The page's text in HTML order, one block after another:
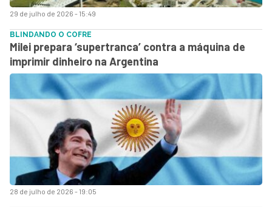
29 de julho de 2026 - 15:49
28 de julho de 2026 - 19:05
BLINDANDO O COFRE
Milei prepara ‘supertranca’ contra a máquina de
imprimir dinheiro na Argentina